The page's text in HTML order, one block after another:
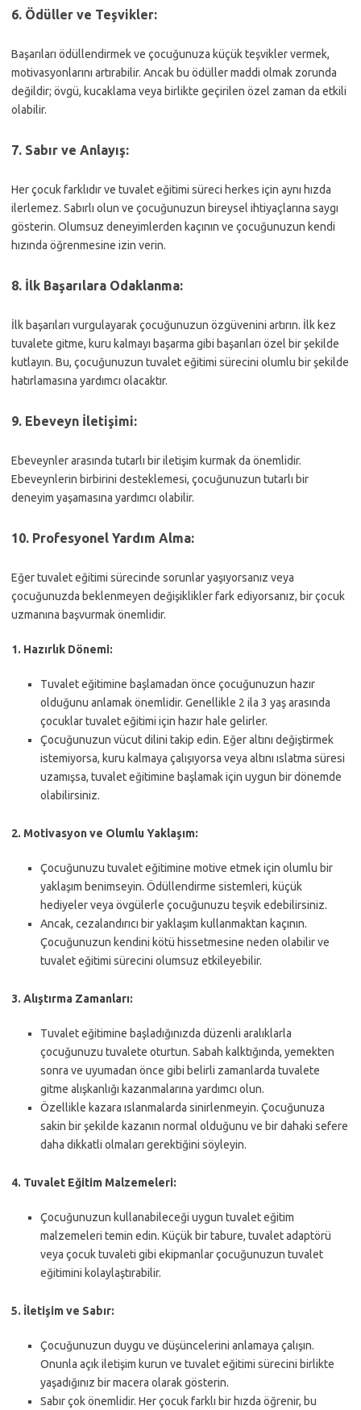
6. Ödüller ve Teşvikler:
Başarıları ödüllendirmek ve çocuğunuza küçük teşvikler vermek,
motivasyonlarını artırabilir. Ancak bu ödüller maddi olmak zorunda
değildir; övgü, kucaklama veya birlikte geçirilen özel zaman da etkili
olabilir.
7. Sabır ve Anlayış:
Her çocuk farklıdır ve tuvalet eğitimi süreci herkes için aynı hızda
ilerlemez. Sabırlı olun ve çocuğunuzun bireysel ihtiyaçlarına saygı
gösterin. Olumsuz deneyimlerden kaçının ve çocuğunuzun kendi
hızında öğrenmesine izin verin.
8. İlk Başarılara Odaklanma:
İlk başarıları vurgulayarak çocuğunuzun özgüvenini artırın. İlk kez
tuvalete gitme, kuru kalmayı başarma gibi başarıları özel bir şekilde
kutlayın. Bu, çocuğunuzun tuvalet eğitimi sürecini olumlu bir şekilde
hatırlamasına yardımcı olacaktır.
9. Ebeveyn İletişimi:
Ebeveynler arasında tutarlı bir iletişim kurmak da önemlidir.
Ebeveynlerin birbirini desteklemesi, çocuğunuzun tutarlı bir
deneyim yaşamasına yardımcı olabilir.
10. Profesyonel Yardım Alma:
Eğer tuvalet eğitimi sürecinde sorunlar yaşıyorsanız veya
çocuğunuzda beklenmeyen değişiklikler fark ediyorsanız, bir çocuk
uzmanına başvurmak önemlidir.
1. Hazırlık Dönemi:
Tuvalet eğitimine başlamadan önce çocuğunuzun hazır
olduğunu anlamak önemlidir. Genellikle 2 ila 3 yaş arasında
çocuklar tuvalet eğitimi için hazır hale gelirler.
Çocuğunuzun vücut dilini takip edin. Eğer altını değiştirmek
istemiyorsa, kuru kalmaya çalışıyorsa veya altını ıslatma süresi
uzamışsa, tuvalet eğitimine başlamak için uygun bir dönemde
olabilirsiniz.
2. Motivasyon ve Olumlu Yaklaşım:
Çocuğunuzu tuvalet eğitimine motive etmek için olumlu bir
yaklaşım benimseyin. Ödüllendirme sistemleri, küçük
hediyeler veya övgülerle çocuğunuzu teşvik edebilirsiniz.
Ancak, cezalandırıcı bir yaklaşım kullanmaktan kaçının.
Çocuğunuzun kendini kötü hissetmesine neden olabilir ve
tuvalet eğitimi sürecini olumsuz etkileyebilir.
3. Alıştırma Zamanları:
Tuvalet eğitimine başladığınızda düzenli aralıklarla
çocuğunuzu tuvalete oturtun. Sabah kalktığında, yemekten
sonra ve uyumadan önce gibi belirli zamanlarda tuvalete
gitme alışkanlığı kazanmalarına yardımcı olun.
Özellikle kazara ıslanmalarda sinirlenmeyin. Çocuğunuza
sakin bir şekilde kazanın normal olduğunu ve bir dahaki sefere
daha dikkatli olmaları gerektiğini söyleyin.
4. Tuvalet Eğitim Malzemeleri:
Çocuğunuzun kullanabileceği uygun tuvalet eğitim
malzemeleri temin edin. Küçük bir tabure, tuvalet adaptörü
veya çocuk tuvaleti gibi ekipmanlar çocuğunuzun tuvalet
eğitimini kolaylaştırabilir.
5. İletişim ve Sabır:
Çocuğunuzun duygu ve düşüncelerini anlamaya çalışın.
Onunla açık iletişim kurun ve tuvalet eğitimi sürecini birlikte
yaşadığınız bir macera olarak gösterin.
Sabır çok önemlidir. Her çocuk farklı bir hızda öğrenir, bu